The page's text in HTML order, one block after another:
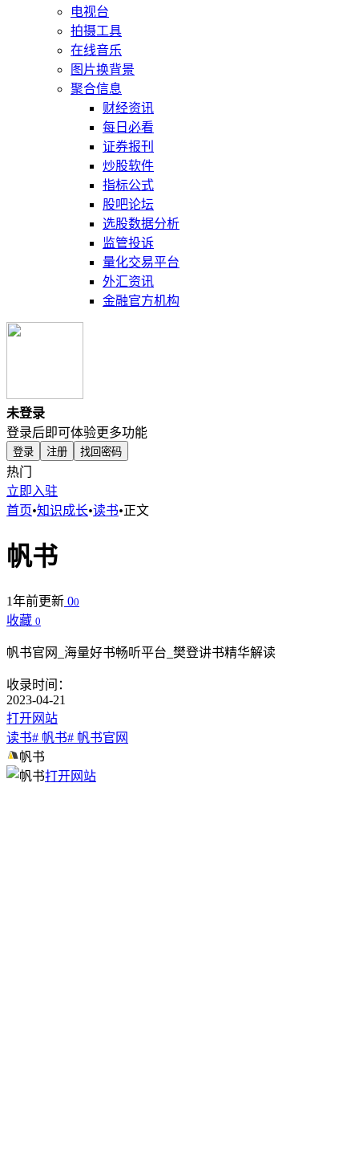
电视台
拍摄工具
在线音乐
图片换背景
聚合信息
财经资讯
每日必看
证券报刊
炒股软件
指标公式
股吧论坛
选股数据分析
监管投诉
量化交易平台
外汇资讯
金融官方机构
未登录
登录后即可体验更多功能
登录 注册 找回密码
热门
立即入驻
首页•知识成长•读书•正文
帆书
1年前更新 00
收藏 0
帆书官网_海量好书畅听平台_樊登讲书精华解读
收录时间：
2023-04-21
打开网站
读书# 帆书# 帆书官网
帆书
打开网站